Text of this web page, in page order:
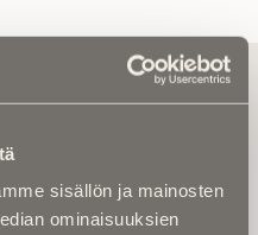
sisällön ja mainosten
ominaisuuksien
parhaiden
niin saat kaksi kertaa
huomaamatta.
velvoita mihinkään.